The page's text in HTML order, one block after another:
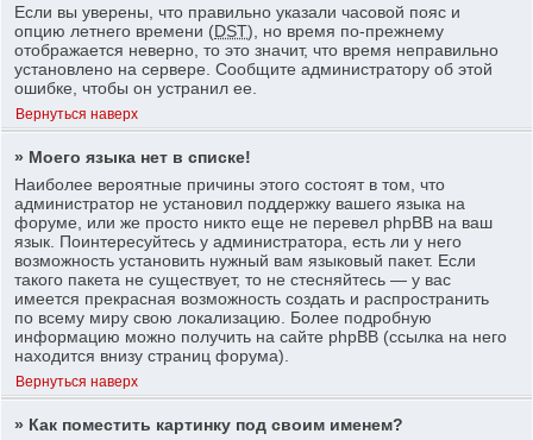
Если вы уверены, что правильно указали часовой пояс и
опцию летнего времени (DST), но время по-прежнему
отображается неверно, то это значит, что время неправильно
установлено на сервере. Сообщите администратору об этой
ошибке, чтобы он устранил ее.
Вернуться наверх
» Моего языка нет в списке!
Наиболее вероятные причины этого состоят в том, что
администратор не установил поддержку вашего языка на
форуме, или же просто никто еще не перевел phpBB на ваш
язык. Поинтересуйтесь у администратора, есть ли у него
возможность установить нужный вам языковый пакет. Если
такого пакета не существует, то не стесняйтесь — у вас
имеется прекрасная возможность создать и распространить
по всему миру свою локализацию. Более подробную
информацию можно получить на сайте phpBB (ссылка на него
находится внизу страниц форума).
Вернуться наверх
» Как поместить картинку под своим именем?